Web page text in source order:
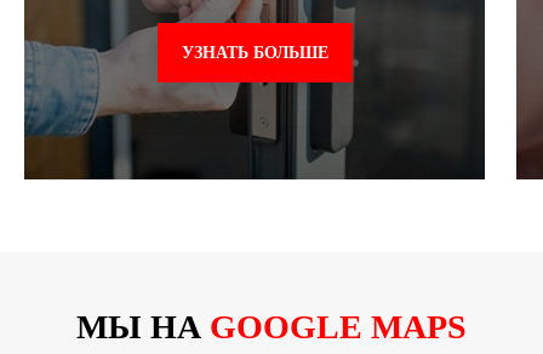
УЗНАТЬ БОЛЬШЕ
МЫ НА GOOGLE MAPS